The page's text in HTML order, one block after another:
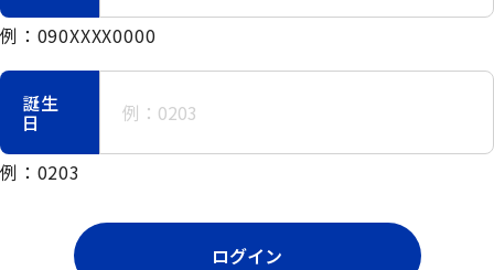
例：090XXXX0000
誕生
日
例：0203
ログイン